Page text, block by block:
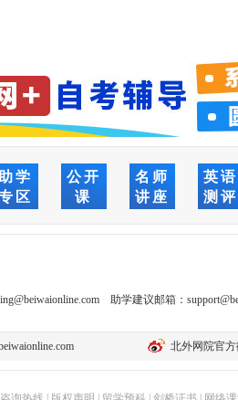
学
区
公开
课
名师
讲座
英语
测评
助学建议邮箱：
北外网院官